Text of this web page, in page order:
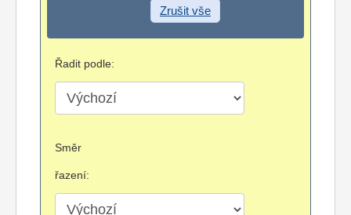
Zrušit vše
Řadit podle:
Směr
řazení: